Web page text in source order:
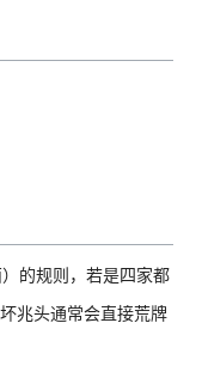
的规则，若是四家都
兆头通常会直接荒牌